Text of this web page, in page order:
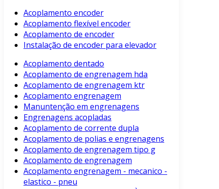
Acoplamento encoder
Acoplamento flexível encoder
Acoplamento de encoder
Instalação de encoder para elevador
Acoplamento dentado
Acoplamento de engrenagem hda
Acoplamento de engrenagem ktr
Acoplamento engrenagem
Manuntenção em engrenagens
Engrenagens acopladas
Acoplamento de corrente dupla
Acoplamento de polias e engrenagens
Acoplamento de engrenagem tipo g
Acoplamento de engrenagem
Acoplamento engrenagem - mecanico -
elastico - pneu